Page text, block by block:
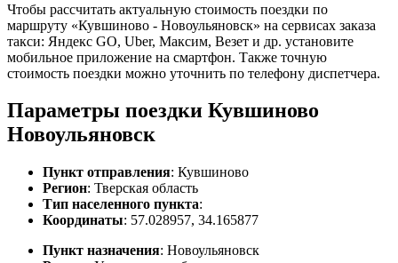
Чтобы рассчитать актуальную стоимость поездки по
маршруту «Кувшиново - Новоульяновск» на сервисах заказа
такси: Яндекс GO, Uber, Максим, Везет и др. установите
мобильное приложение на смартфон. Также точную
стоимость поездки можно уточнить по телефону диспетчера.
Параметры поездки Кувшиново
Новоульяновск
Пункт отправления: Кувшиново
Регион: Тверская область
Тип населенного пункта:
Координаты: 57.028957, 34.165877
Пункт назначения: Новоульяновск